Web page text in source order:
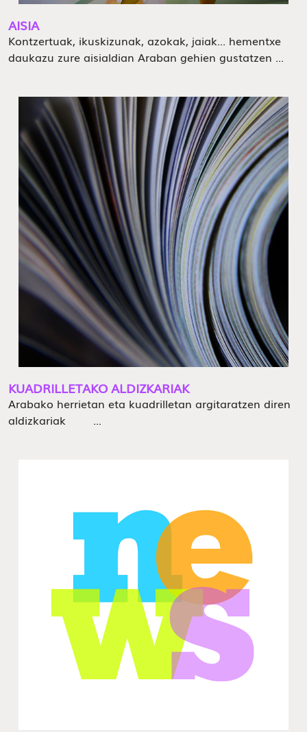
AISIA
Kontzertuak, ikuskizunak, azokak, jaiak... hementxe
daukazu zure aisialdian Araban gehien gustatzen ...
KUADRILLETAKO ALDIZKARIAK
Arabako herrietan eta kuadrilletan argitaratzen diren
aldizkariak ...